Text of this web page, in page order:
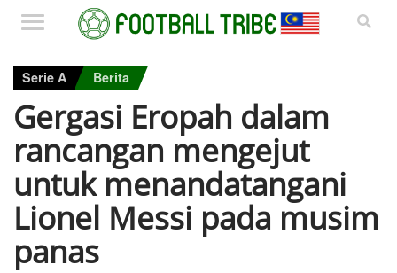
Serie A Berita
Gergasi Eropah dalam
rancangan mengejut
untuk menandatangani
Lionel Messi pada musim
panas